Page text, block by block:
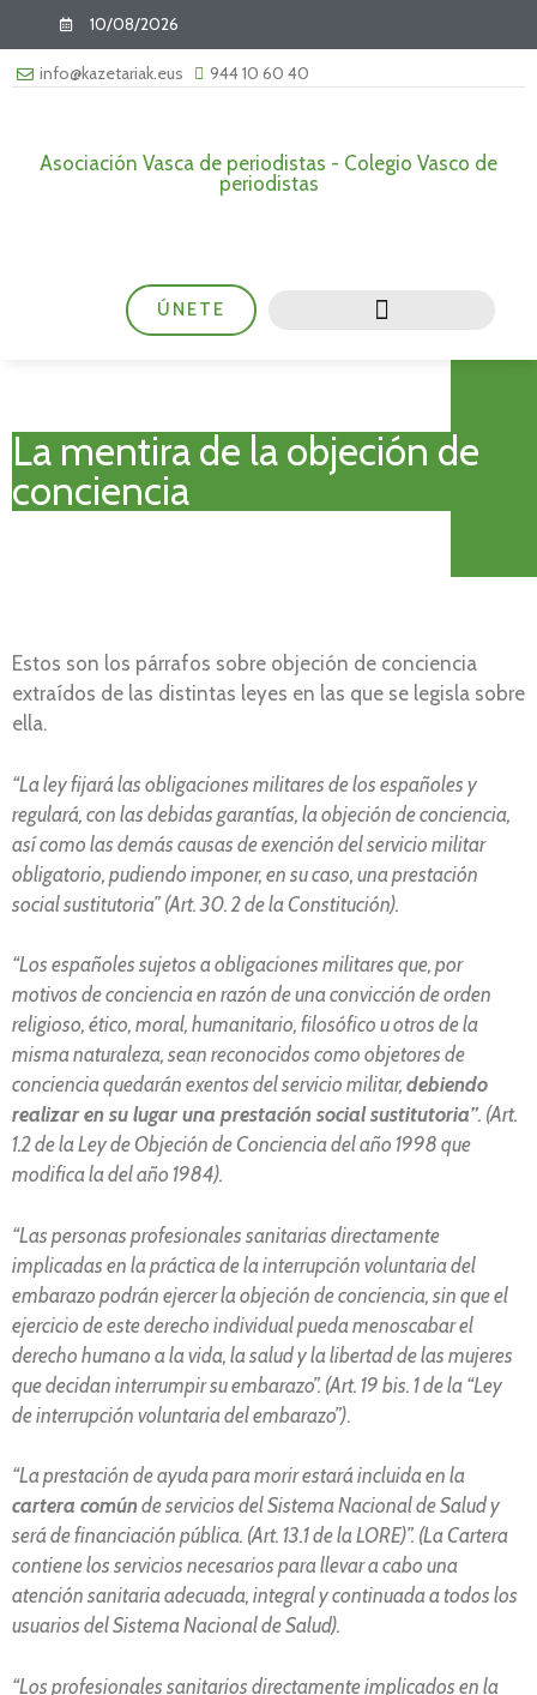
10/08/2026
info@kazetariak.eus 944 10 60 40
Asociación Vasca de periodistas - Colegio Vasco de
periodistas
ÚNETE
La mentira de la objeción de
conciencia
Estos son los párrafos sobre objeción de conciencia
extraídos de las distintas leyes en las que se legisla sobre
ella.
“La ley fijará las obligaciones militares de los españoles y
regulará, con las debidas garantías, la objeción de conciencia,
así como las demás causas de exención del servicio militar
obligatorio, pudiendo imponer, en su caso, una prestación
social sustitutoria” (Art. 30. 2 de la Constitución).
“Los españoles sujetos a obligaciones militares que, por
motivos de conciencia en razón de una convicción de orden
religioso, ético, moral, humanitario, filosófico u otros de la
misma naturaleza, sean reconocidos como objetores de
conciencia quedarán exentos del servicio militar, debiendo
realizar en su lugar una prestación social sustitutoria”. (Art.
1.2 de la Ley de Objeción de Conciencia del año 1998 que
modifica la del año 1984).
“Las personas profesionales sanitarias directamente
implicadas en la práctica de la interrupción voluntaria del
embarazo podrán ejercer la objeción de conciencia, sin que el
ejercicio de este derecho individual pueda menoscabar el
derecho humano a la vida, la salud y la libertad de las mujeres
que decidan interrumpir su embarazo”. (Art. 19 bis. 1 de la “Ley
de interrupción voluntaria del embarazo”).
“La prestación de ayuda para morir estará incluida en la
cartera comúnde servicios del Sistema Nacional de Salud y
será de financiación pública. (Art. 13.1 de la LORE)”. (La Cartera
contiene los servicios necesarios para llevar a cabo una
atención sanitaria adecuada, integral y continuada a todos los
usuarios del Sistema Nacional de Salud).
“Los profesionales sanitarios directamente implicados en la